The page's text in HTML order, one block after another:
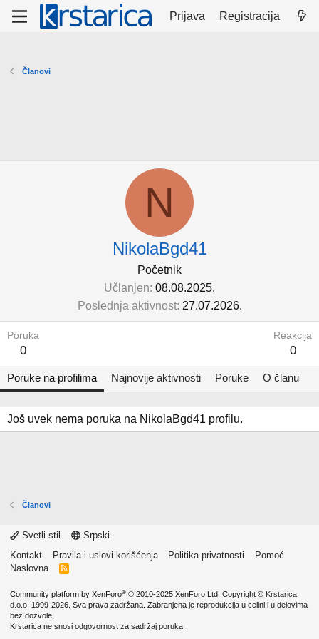
Prijava Registracija
Članovi
N
NikolaBgd41
Početnik
Učlanjen 08.08.2025.
Poslednja aktivnost 27.07.2026.
Poruka
0
Reakcija
0
Poruke na profilima Najnovije aktivnosti Poruke O članu
Još uvek nema poruka na NikolaBgd41 profilu.
Članovi
Svetli stil
Srpski
Kontakt
Pravila i uslovi korišćenja Politika privatnosti
Pomoć
Naslovna
R
Community platform by XenForo® © 2010-2025 XenForo Ltd. Copyright © Krstarica
d.o.o. 1999-2026. Sva prava zadržana. Zabranjena je reprodukcija u celini i u delovima
bez dozvole.
Krstarica ne snosi odgovornost za sadržaj poruka.